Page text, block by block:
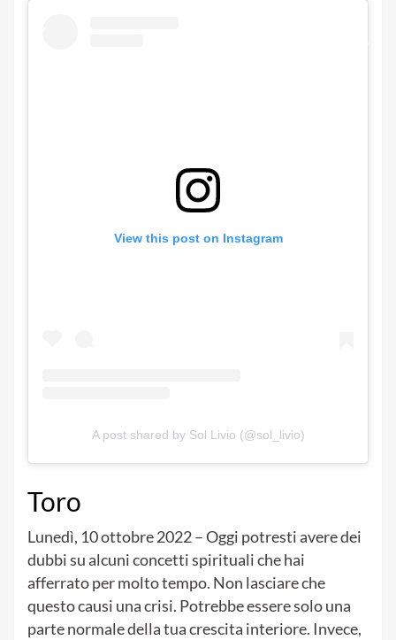
View this post on Instagram
A post shared by Sol Livio (@sol_livio)
Toro
Lunedì, 10 ottobre 2022 – Oggi potresti avere dei
dubbi su alcuni concetti spirituali che hai
afferrato per molto tempo. Non lasciare che
questo causi una crisi. Potrebbe essere solo una
parte normale della tua crescita interiore. Invece,